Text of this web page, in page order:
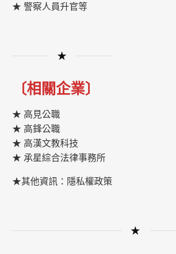
★ 警察人員升官等
★
〔相關企業〕
★ 高見公職
★ 高鋒公職
★ 高漢文教科技
★ 承星綜合法律事務所
★其他資訊：隱私權政策
★